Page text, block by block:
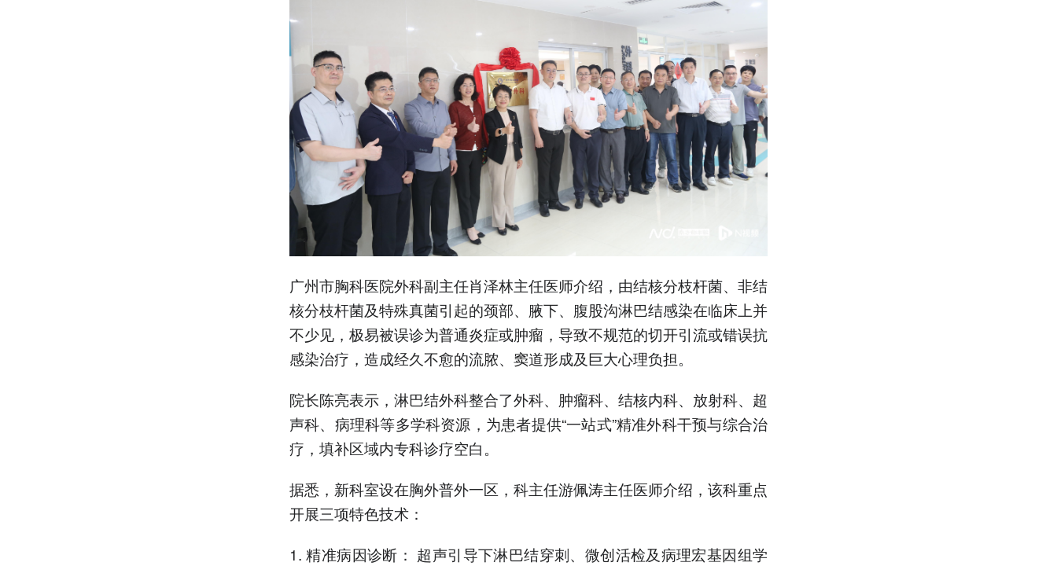
广州市胸科医院外科副主任肖泽林主任医师介绍，由结核分枝杆菌、非结
核分枝杆菌及特殊真菌引起的颈部、腋下、腹股沟淋巴结感染在临床上并
不少见，极易被误诊为普通炎症或肿瘤，导致不规范的切开引流或错误抗
感染治疗，造成经久不愈的流脓、窦道形成及巨大心理负担。
院长陈亮表示，淋巴结外科整合了外科、肿瘤科、结核内科、放射科、超
声科、病理科等多学科资源，为患者提供“一站式”精准外科干预与综合治
疗，填补区域内专科诊疗空白。
据悉，新科室设在胸外普外一区，科主任游佩涛主任医师介绍，该科重点
开展三项特色技术：
1. 精准病因诊断： 超声引导下淋巴结穿刺、微创活检及病理宏基因组学